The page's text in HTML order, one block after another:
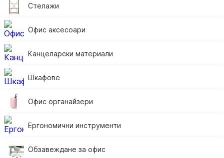
Стелажи
Офис аксесоари
Канцеларски материали
Шкафове
Офис органайзери
Ергономични инструменти
Обзавеждане за офис